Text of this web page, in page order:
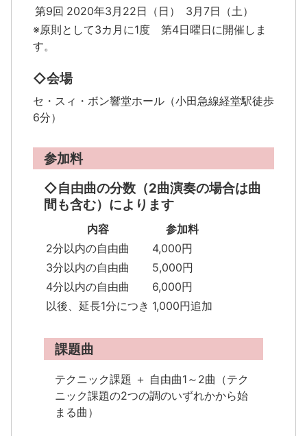
第9回 2020年3月22日（日）
3月7日（土）
※原則として3カ月に1度 第4日曜日に開催しま
す。
◇会場
セ・スィ・ボン響堂ホール（小田急線経堂駅徒歩
6分）
参加料
◇自由曲の分数（2曲演奏の場合は曲
間も含む）によります
内容
参加料
2分以内の自由曲
4,000円
3分以内の自由曲
5,000円
4分以内の自由曲
6,000円
以後、延長1分につき 1,000円追加
課題曲
テクニック課題 ＋ 自由曲1～2曲（テク
ニック課題の2つの調のいずれかから始
まる曲）